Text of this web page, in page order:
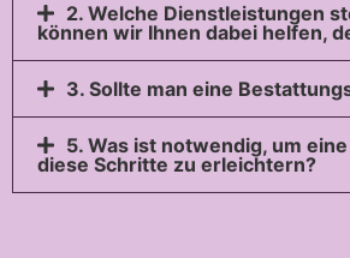
2. Welche Dienstleistungen
können wir Ihnen dabei helfen,
3. Sollte man eine
5. Was ist notwendig, um
diese Schritte zu erleichtern?